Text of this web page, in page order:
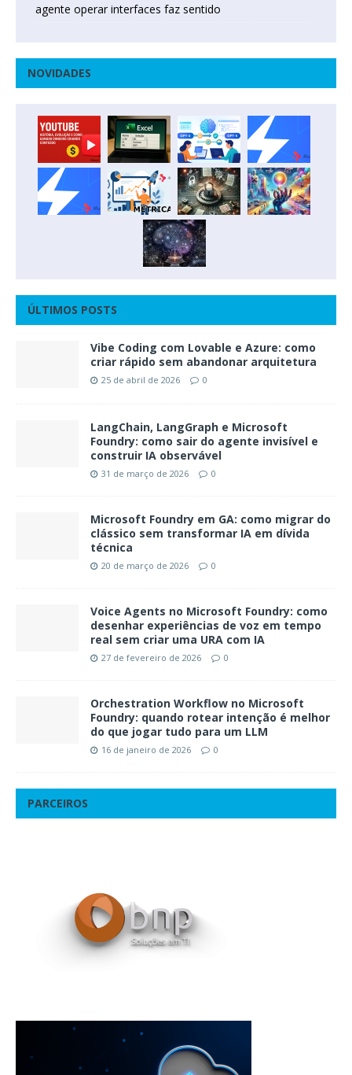
agente operar interfaces faz sentido
NOVIDADES
ÚLTIMOS POSTS
Vibe Coding com Lovable e Azure: como
criar rápido sem abandonar arquitetura
25 de abril de 2026 0
LangChain, LangGraph e Microsoft
Foundry: como sair do agente invisível e
construir IA observável
31 de março de 2026 0
Microsoft Foundry em GA: como migrar do
clássico sem transformar IA em dívida
técnica
20 de março de 2026 0
Voice Agents no Microsoft Foundry: como
desenhar experiências de voz em tempo
real sem criar uma URA com IA
27 de fevereiro de 2026 0
Orchestration Workflow no Microsoft
Foundry: quando rotear intenção é melhor
do que jogar tudo para um LLM
16 de janeiro de 2026 0
PARCEIROS